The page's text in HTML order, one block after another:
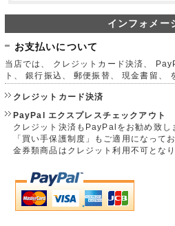
インフォメー
お支払いについて
当店では、 クレジットカード決済、
ト、 銀行振込、 郵便振替、 現金書留、
クレジットカード決済
PayPal エクスプレスチェックアウト
クレジット決済もPayPalをお勧め致し
「買い手保護制度」もご適用になって
金券類商品はクレジット利用不可となり